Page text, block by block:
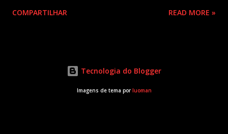
e morto, voltando no tempo e vendo a possibilidade de
matei um jogador. Ele era um verdadeiro filho da puta…
Esse manhwa, desde o início, chamou minha atenção pela
COMPARTILHAR READ MORE »
Tecnologia do Blogger
Imagens de tema por luoman